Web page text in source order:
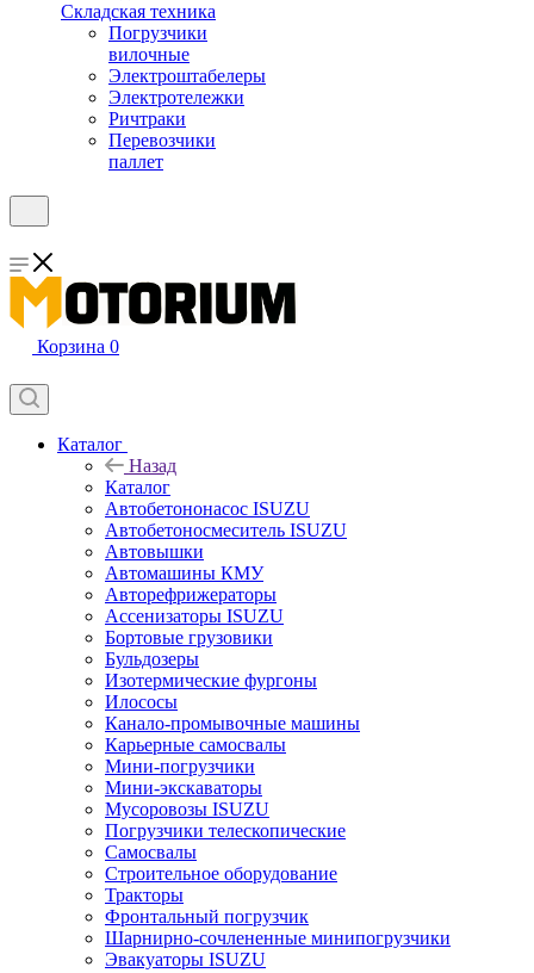
Складская техника
Погрузчики
вилочные
Электроштабелеры
Электротележки
Ричтраки
Перевозчики
паллет
Корзина 0
Каталог
Назад
Каталог
Автобетононасос ISUZU
Автобетоносмеситель ISUZU
Автовышки
Автомашины КМУ
Авторефрижераторы
Ассенизаторы ISUZU
Бортовые грузовики
Бульдозеры
Изотермические фургоны
Илососы
Канало-промывочные машины
Карьерные самосвалы
Мини-погрузчики
Мини-экскаваторы
Мусоровозы ISUZU
Погрузчики телескопические
Самосвалы
Строительное оборудование
Тракторы
Фронтальный погрузчик
Шарнирно-сочлененные минипогрузчики
Эвакуаторы ISUZU